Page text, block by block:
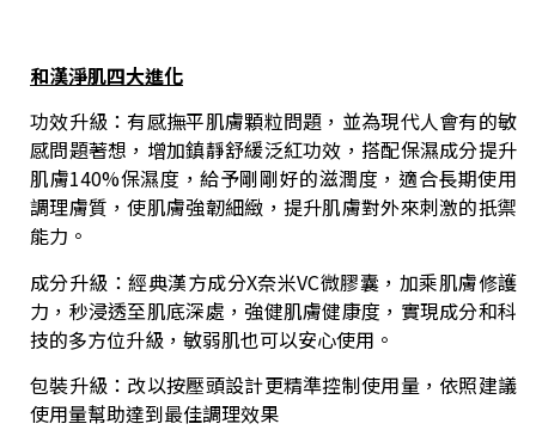
和漢淨肌四大進化
功效升級：有感撫平肌膚顆粒問題，並為現代人會有的敏
感問題著想，增加鎮靜舒緩泛紅功效，搭配保濕成分提升
肌膚140%保濕度，給予剛剛好的滋潤度，適合長期使用
調理膚質，使肌膚強韌細緻，提升肌膚對外來刺激的扺禦
能力。
成分升級：經典漢方成分X奈米VC微膠囊，加乘肌膚修護
力，秒浸透至肌底深處，強健肌膚健康度，實現成分和科
技的多方位升級，敏弱肌也可以安心使用。
包裝升級：改以按壓頭設計更精準控制使用量，依照建議
使用量幫助達到最佳調理效果